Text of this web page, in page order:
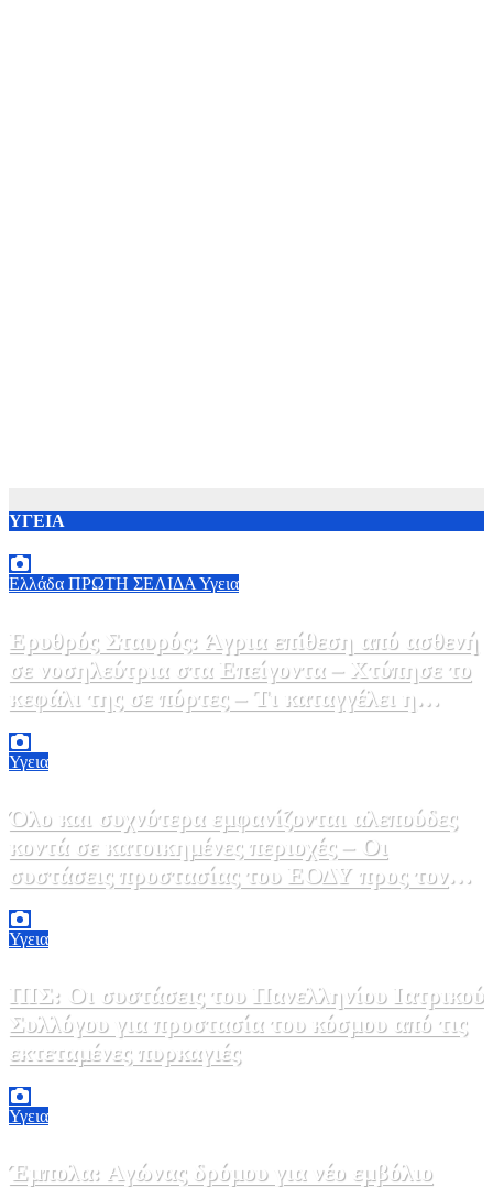
ΥΓΕΙΑ
Ελλάδα ΠΡΩΤΗ ΣΕΛΙΔΑΥγεια
Ερυθρός Σταυρός: Άγρια επίθεση από ασθενή
σε νοσηλεύτρια στα Επείγοντα – Χτύπησε το
κεφάλι της σε πόρτες – Τι καταγγέλει η
ΠΟΕΔΗΝ
Υγεια
Όλο και συχνότερα εμφανίζονται αλεπούδες
κοντά σε κατοικημένες περιοχές – Οι
συστάσεις προστασίας του ΕΟΔΥ προς τον
κόσμο
Υγεια
ΠΙΣ: Οι συστάσεις του Πανελληνίου Ιατρικού
Συλλόγου για προστασία του κόσμου από τις
εκτεταμένες πυρκαγιές
Υγεια
Έμπολα: Αγώνας δρόμου για νέο εμβόλιο